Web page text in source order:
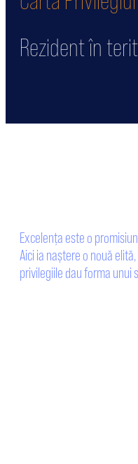
Rezident în
Excelența este o
Aici ia naștere o nouă
privilegiile dau forma unui